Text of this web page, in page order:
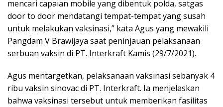
mencari capaian mobile yang dibentuk polda, satgas
door to door mendatangi tempat-tempat yang susah
untuk melakukan vaksinasi,” kata Agus yang mewakili
Pangdam V Brawijaya saat peninjauan pelaksanaan
serbuan vaksin di PT. Interkraft Kamis (29/7/2021).
Agus mentargetkan, pelaksanaan vaksinasi sebanyak 4
ribu vaksin sinovac di PT. Interkraft. Ia menjelaskan
bahwa vaksinasi tersebut untuk memberikan fasilitas